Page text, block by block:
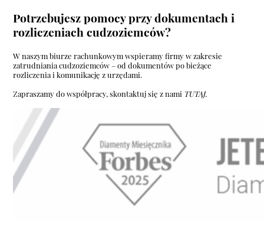
Potrzebujesz pomocy przy dokumentach i
rozliczeniach cudzoziemców?
W naszym biurze rachunkowym wspieramy firmy w zakresie
zatrudniania cudzoziemców – od dokumentów po bieżące
rozliczenia i komunikację z urzędami.
Zapraszamy do współpracy, skontaktuj się z nami TUTAJ.